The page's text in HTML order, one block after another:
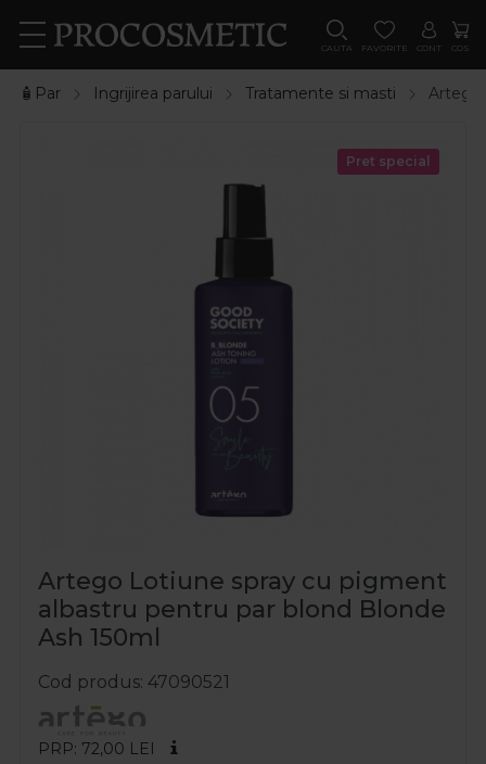
CAUTA FAVORITE CONT COS
🧴Par Ingrijirea parului Tratamente si masti Artego
Pret special
Artego Lotiune spray cu pigment
albastru pentru par blond Blonde
Ash 150ml
Cod produs 47090521
PRP: 72,00 LEI